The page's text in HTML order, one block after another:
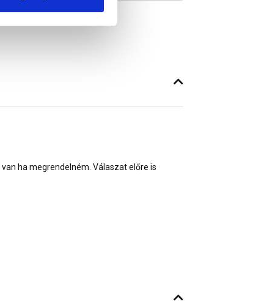
ha megrendelném. Válaszat előre is